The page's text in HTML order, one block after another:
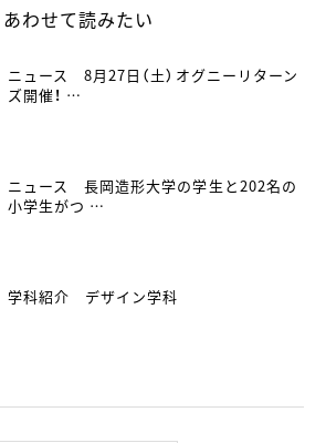
あわせて読みたい
ニュース 8月27日（土）オグニーリターン
ズ開催！ …
ニュース 長岡造形大学の学生と202名の
小学生がつ …
学科紹介 デザイン学科